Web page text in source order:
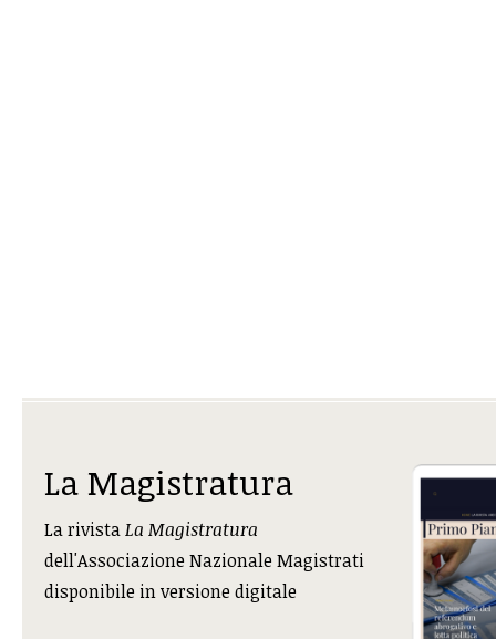
La Magistratura
La rivistaLa Magistratura
dell'Associazione Nazionale Magistrati
disponibile in versione digitale